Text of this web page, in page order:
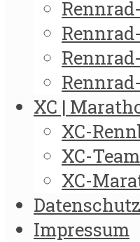
XC |
XC-
XC-
XC-
Datenschutz
Impressum